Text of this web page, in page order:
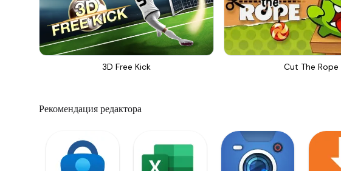
3D Free Kick Cut The Rope
Рекомендация редактора